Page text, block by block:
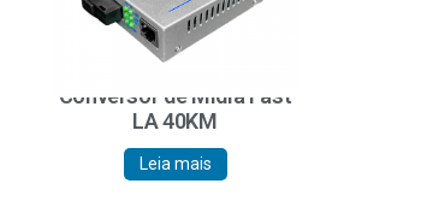
Conversor de Mídia Fast
LA 40KM
Leia mais